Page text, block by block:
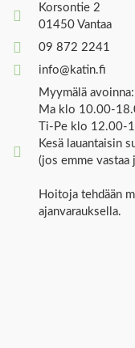
Korsontie 2
01450 Vantaa
09 872 2241
info@katin.fi
Myymälä avoinna:
Ma klo 10.00-
Ti-Pe klo 12.00-
Kesä lauantaisin
(jos emme vastaa
Hoitoja tehdään
ajanvarauksella.